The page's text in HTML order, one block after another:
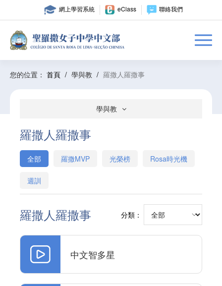
網上學習系統 eClass 聯絡我們
您的位置： 首頁 / 學與教 / 羅撒人羅撒事
學與教
羅撒人羅撒事
全部 羅撒MVP 光榮榜 Rosa時光機
週訓
羅撒人羅撒事 分類：
中文智多星